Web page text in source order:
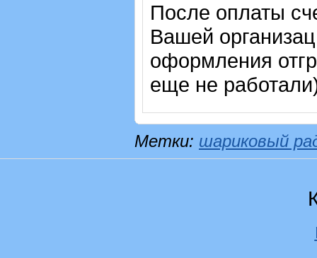
После оплаты
Вашей
оформления
еще не
Метки: шариковый